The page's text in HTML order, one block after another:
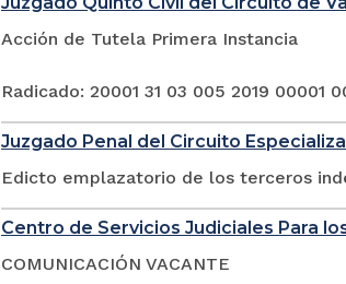
Acción de Tutela Primera Instancia
Radicado: 20001 31 03 005 2019 00001
Juzgado Penal del Circuito
Edicto emplazatorio de los terceros
Centro de Servicios Judiciales Para
COMUNICACIÓN VACANTE